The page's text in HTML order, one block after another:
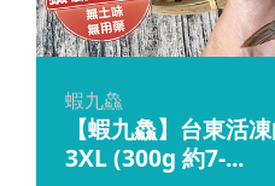
蝦九鱻
【蝦九鱻】台東活
3XL (300g 約7-...